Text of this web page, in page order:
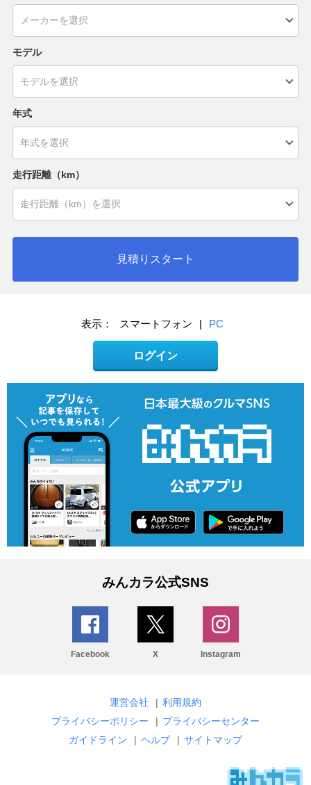
モデル
年式
走行距離（km）
見積りスタート
表示： スマートフォン | PC
ログイン
みんカラ公式SNS
Facebook X Instagram
運営会社 | 利用規約
プライバシーポリシー
| プライバシーセンター
ガイドライン
| ヘルプ | サイトマップ